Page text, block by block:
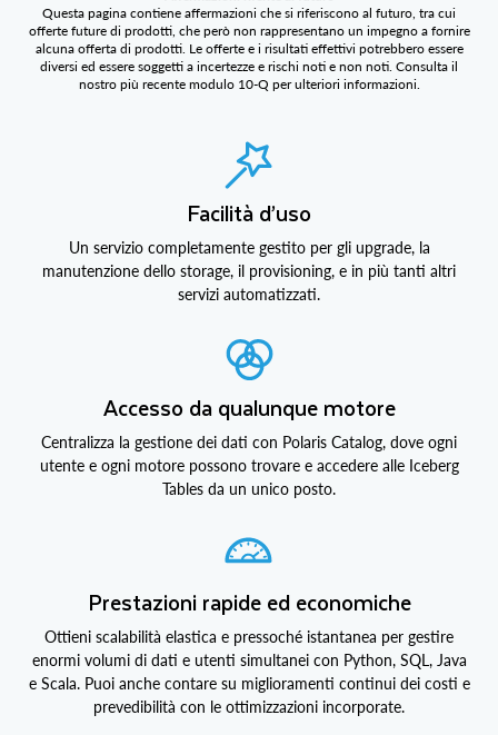
Questa pagina contiene affermazioni che si riferiscono al futuro, tra cui
offerte future di prodotti, che però non rappresentano un impegno a fornire
alcuna offerta di prodotti. Le offerte e i risultati effettivi potrebbero essere
diversi ed essere soggetti a incertezze e rischi noti e non noti. Consulta il
nostro più recente modulo 10‑Q per ulteriori informazioni.
Facilità d’uso
Un servizio completamente gestito per gli upgrade, la
manutenzione dello storage, il provisioning, e in più tanti altri
servizi automatizzati.
Accesso da qualunque motore
Centralizza la gestione dei dati con Polaris Catalog, dove ogni
utente e ogni motore possono trovare e accedere alle Iceberg
Tables da un unico posto.
Prestazioni rapide ed economiche
Ottieni scalabilità elastica e pressoché istantanea per gestire
enormi volumi di dati e utenti simultanei con Python, SQL, Java
e Scala. Puoi anche contare su miglioramenti continui dei costi e
prevedibilità con le ottimizzazioni incorporate.